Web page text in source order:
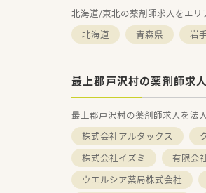
北海道/東北の薬剤師求人をエリ
北海道
青森県 岩
最上郡戸沢村の薬剤師求
最上郡戸沢村の薬剤師求人を法
株式会社アルタックス
株式会社イズミ
有限会
ウエルシア薬局株式会社